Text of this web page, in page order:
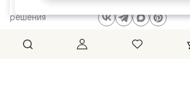
решения
Сайт не является публичной офертой